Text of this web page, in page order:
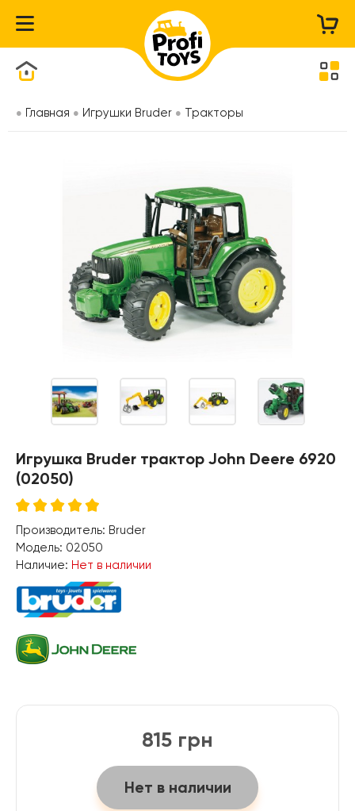
Главная Игрушки Bruder Тракторы
Игрушка Bruder трактор John Deere 6920
(02050)
Производитель: Bruder
Модель: 02050
Наличие: Нет в наличии
815 грн
Нет в наличии
Каталог товаров